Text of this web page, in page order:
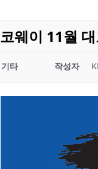
코웨이 11월
기타 작성자